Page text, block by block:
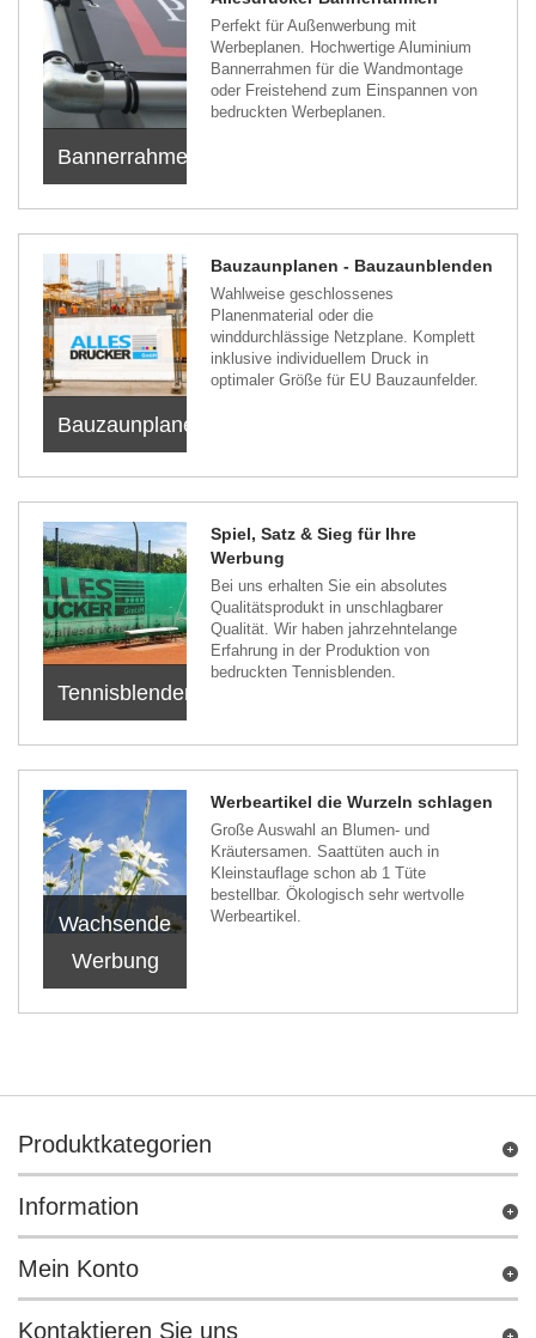
Bannerrahmen
Perfekt für Außenwerbung mit
Werbeplanen. Hochwertige Aluminium
Bannerrahmen für die Wandmontage
oder Freistehend zum Einspannen von
bedruckten Werbeplanen.
Bauzaunplanen
Bauzaunplanen - Bauzaunblenden
Wahlweise geschlossenes
Planenmaterial oder die
winddurchlässige Netzplane. Komplett
inklusive individuellem Druck in
optimaler Größe für EU Bauzaunfelder.
Tennisblenden
Spiel, Satz & Sieg für Ihre
Werbung
Bei uns erhalten Sie ein absolutes
Qualitätsprodukt in unschlagbarer
Qualität. Wir haben jahrzehntelange
Erfahrung in der Produktion von
bedruckten Tennisblenden.
Wachsende
Werbung
Werbeartikel die Wurzeln schlagen
Große Auswahl an Blumen- und
Kräutersamen. Saattüten auch in
Kleinstauflage schon ab 1 Tüte
bestellbar. Ökologisch sehr wertvolle
Werbeartikel.
Produktkategorien
Information
Mein Konto
Kontaktieren Sie uns